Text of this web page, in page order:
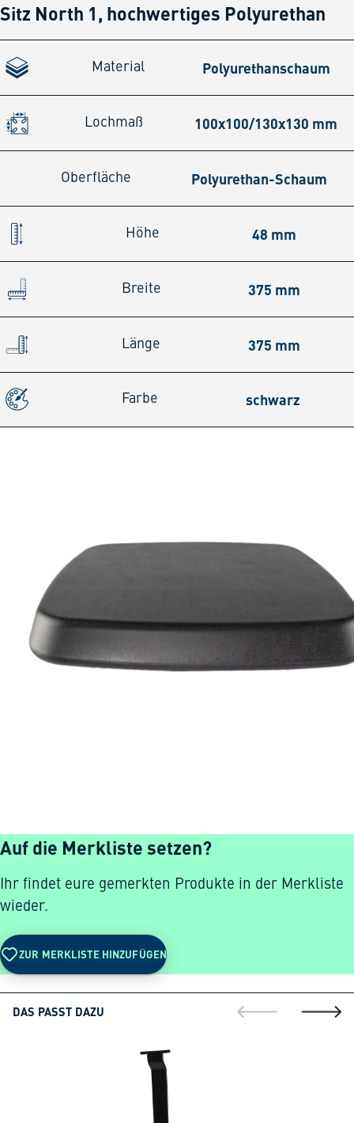
Sitz North 1, hochwertiges Polyurethan
Material Polyurethanschaum
Lochmaß 100x100/130x130 mm
Oberfläche Polyurethan-Schaum
Höhe 48 mm
Breite 375 mm
Länge 375 mm
Farbe schwarz
Auf die Merkliste setzen?
Ihr findet eure gemerkten Produkte in der Merkliste
wieder.
ZUR MERKLISTE HINZUFÜGEN
DAS PASST DAZU
gehe zur gehe